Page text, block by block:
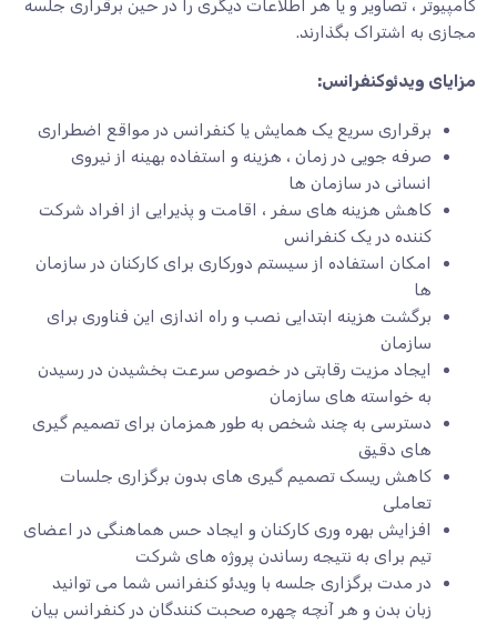
کامپیوتر ، تصاویر و یا هر اطلاعات دیگری را در حین برقراری جلسه
مجازی به اشتراک بگذارند.
مزایای ویدئوکنفرانس:
برقراری سریع یک همایش یا کنفرانس در مواقع اضطراری
صرفه جویی در زمان ، هزینه و استفاده بهینه از نیروی
انسانی در سازمان ها
کاهش هزینه های سفر ، اقامت و پذیرایی از افراد شرکت
کننده در یک کنفرانس
امکان استفاده از سیستم دورکاری برای کارکنان در سازمان
ها
برگشت هزینه ابتدایی نصب و راه اندازی این فناوری برای
سازمان
ایجاد مزیت رقابتی در خصوص سرعت بخشیدن در رسیدن
به خواسته های سازمان
دسترسی به چند شخص به طور همزمان برای تصمیم گیری
های دقیق
کاهش ریسک تصمیم گیری های بدون برگزاری جلسات
تعاملی
افزایش بهره وری کارکنان و ایجاد حس هماهنگی در اعضای
تیم برای به نتیجه رساندن پروژه های شرکت
در مدت برگزاری جلسه با ویدئو کنفرانس شما می توانید
زبان بدن و هر آنچه چهره صحبت کنندگان در کنفرانس بیان